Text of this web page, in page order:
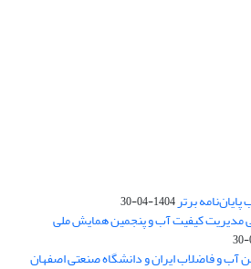
برتر1404-04-30
کیفیت آب و پنجمین همایش ملی
و فاضلاب ایران و دانشگاه صنعتی اصفهان